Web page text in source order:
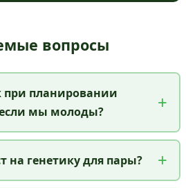
вопросы
при планировании
если мы молоды?
на генетику для пары?